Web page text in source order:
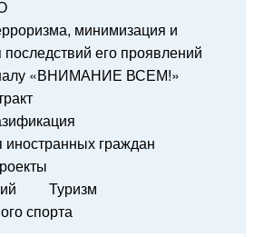
минимизация и
его проявлений
«ВНИМАНИЕ ВСЕМ!»
граждан
Туризм
спорта